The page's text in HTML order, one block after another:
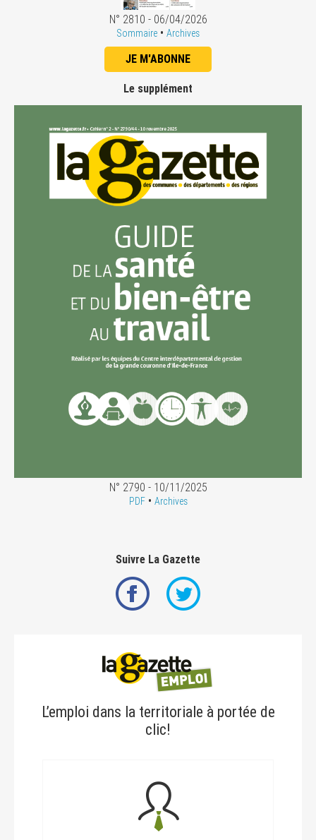
N° 2810 - 06/04/2026
Sommaire • Archives
JE M'ABONNE
Le supplément
N° 2790 - 10/11/2025
PDF• Archives
Suivre La Gazette
L’emploi dans la territoriale à portée de
clic!